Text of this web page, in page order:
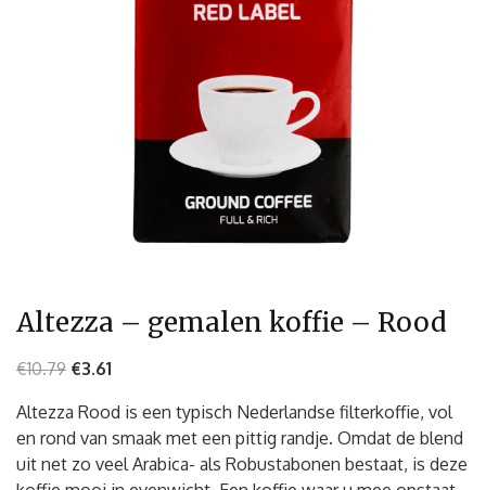
Altezza – gemalen koffie – Rood
€10.79 €3.61
Altezza Rood is een typisch Nederlandse filterkoffie, vol
en rond van smaak met een pittig randje. Omdat de blend
uit net zo veel Arabica- als Robustabonen bestaat, is deze